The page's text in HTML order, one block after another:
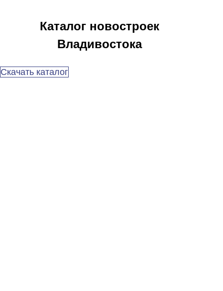
Каталог новостроек
Владивостока
Скачать каталог